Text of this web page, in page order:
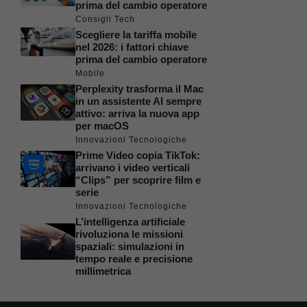
prima del cambio operatore
Consigli Tech
Scegliere la tariffa mobile
nel 2026: i fattori chiave
prima del cambio operatore
Mobile
Perplexity trasforma il Mac
in un assistente AI sempre
attivo: arriva la nuova app
per macOS
Innovazioni Tecnologiche
Prime Video copia TikTok:
arrivano i video verticali
“Clips” per scoprire film e
serie
Innovazioni Tecnologiche
L’intelligenza artificiale
rivoluziona le missioni
spaziali: simulazioni in
tempo reale e precisione
millimetrica